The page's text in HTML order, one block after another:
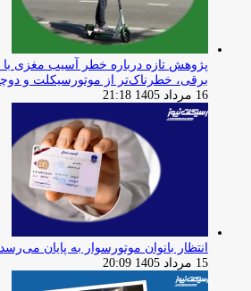
پژوهش تازه درباره خطر آسیب مغزی با
برقی، خطرناک‌تر از موتورسیکلت و
16 مرداد 1405 21:18
انتظار بانوان موتورسوار به پایان
15 مرداد 1405 20:09